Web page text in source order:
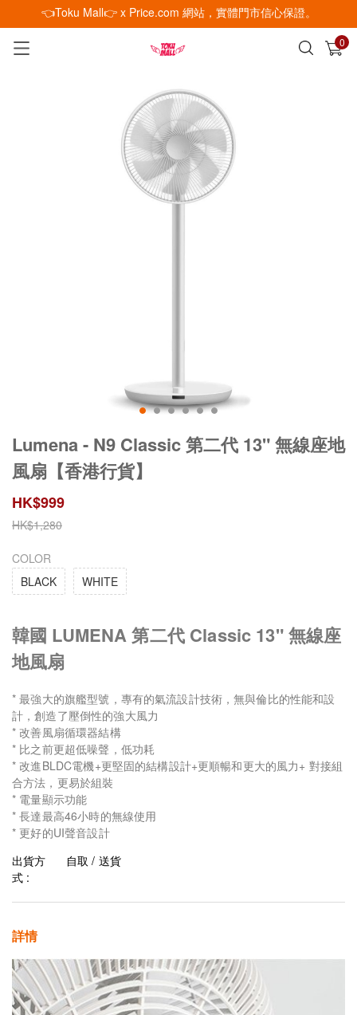
👈Toku Mall👉 x Price.com 網站，實體門市信心保證。
0
已加入購物車 查看
Lumena - N9 Classic 第二代 13" 無線座地
風扇【香港行貨】
HK$999
HK$1,280
COLOR
BLACK
WHITE
韓國 LUMENA 第二代 Classic 13" 無線座
地風扇
* 最強大的旗艦型號，專有的氣流設計技術，無與倫比的性能和設
計，創造了壓倒性的強大風力
* 改善風扇循環器結構
* 比之前更超低噪聲，低功耗
* 改進BLDC電機+更堅固的結構設計+更順暢和更大的風力+ 對接組
合方法，更易於組裝
* 電量顯示功能
* 長達最高46小時的無線使用
* 更好的UI聲音設計
出貨方
式 :
自取 / 送貨
詳情